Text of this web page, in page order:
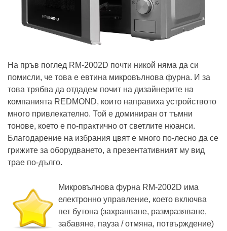
На пръв поглед RM-2002D почти никой няма да си
помисли, че това е евтина микровълнова фурна. И за
това трябва да отдадем почит на дизайнерите на
компанията REDMOND, които направиха устройството
много привлекателно. Той е доминиран от тъмни
тонове, което е по-практично от светлите нюанси.
Благодарение на избрания цвят е много по-лесно да се
грижите за оборудването, а презентативният му вид
трае по-дълго.
Микровълнова фурна RM-2002D има
електронно управление, което включва
пет бутона (захранване, размразяване,
забавяне, пауза / отмяна, потвърждение)